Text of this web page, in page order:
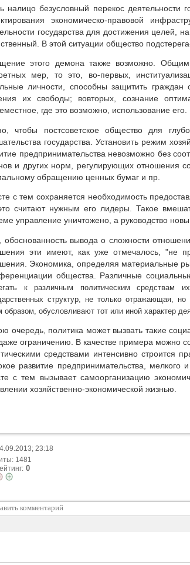
налицо безусловный перекос деятельности
экономическо-правовой
государства для достижения целей,
В этой ситуации общество
этого демона также возможно. Общим
мер, то это, во-первых,
личности, способны защитить граждан
их свободы; вовторых, сознание
где это возможно, использование его.
чтобы постсоветское общество для
государства. Установить режим
предпринимательства невозможно без
и других норм, регулирующих отношения
обращению ценных бумаг и пр.
с тем сохраняется необходимость
считают нужным его лидеры. Такое
управление уничтожено, а руководство
обоснованность вывода о сложности
эти имеют, как уже отмечалось, "не
Экономика, определяя материальные
общества. Различные
к различным политическим средствам
структур, не только отражающая,
образом, обусловливают тот или иной характер
очередь, политика может вызвать такие
ограничению. В качестве примера можно
средствами интенсивно строится
развитие предпринимательства,
с тем вызывает самоорганизацию
хозяйственно-экономической жизнью.
23:18
1481
0